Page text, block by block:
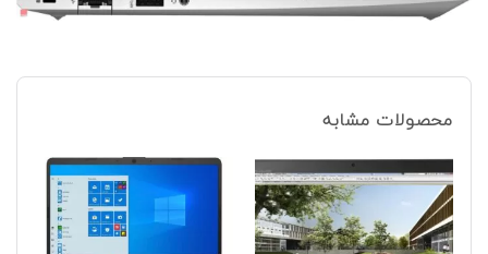
محصولات مشابه